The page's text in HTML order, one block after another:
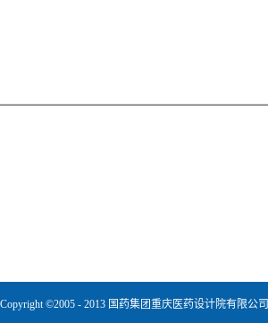
Copyright ©2005 - 2013 国药集团重庆医药设计院有限公司